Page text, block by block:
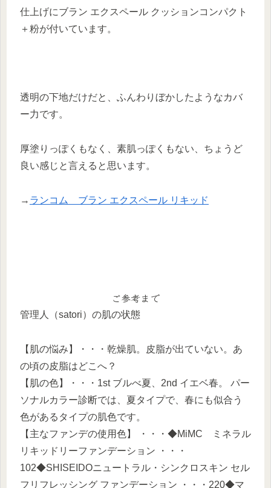
仕上げにブラン エクスペール クッションコンパクト
＋粉が付いています。
透明の下地だけだと、ふんわりぼかしたようなカバ
ー力です。
厚塗りっぽくもなく、素肌っぽくもない、ちょうど
良い感じと言えると思います。
→ ランコム ブラン エクスペール リキッド
ご参考まで
管理人（satori）の肌の状態
【肌の悩み】・・・乾燥肌。皮脂が出ていない。あ
の頃の皮脂はどこへ？
【肌の色】・・・1st ブルべ夏、2nd イエベ春。 パー
ソナルカラー診断では、夏タイプで、春にも似合う
色があるタイプの肌色です。
【主なファンデの使用色】 ・・・◆MiMC ミネラル
リキッドリーファンデーション ・・・
102◆SHISEIDOニュートラル・シンクロスキン セル
フリフレッシング ファンデーション ・・・220◆マ